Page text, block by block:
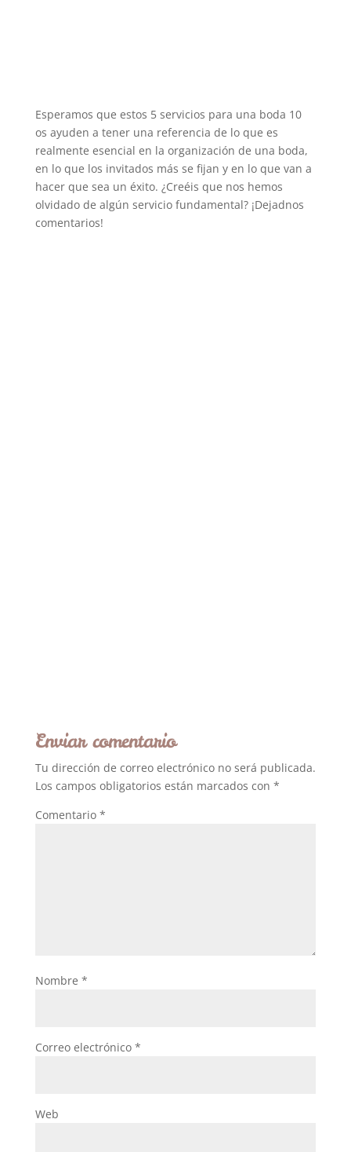
Esperamos que estos 5 servicios para una boda 10
os ayuden a tener una referencia de lo que es
realmente esencial en la organización de una boda,
en lo que los invitados más se fijan y en lo que van a
hacer que sea un éxito. ¿Creéis que nos hemos
olvidado de algún servicio fundamental? ¡Dejadnos
comentarios!
Enviar comentario
Tu dirección de correo electrónico no será publicada.
Los campos obligatorios están marcados con *
Comentario *
Nombre *
Correo electrónico *
Web